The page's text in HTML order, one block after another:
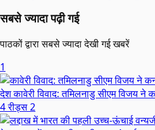
सबसे ज्यादा पढ़ी गई
पाठकों द्वारा सबसे ज्यादा देखी गई खबरें
1
देशकावेरी विवाद: तमिलनाडु सीएम विजय ने
4 रीड्स2